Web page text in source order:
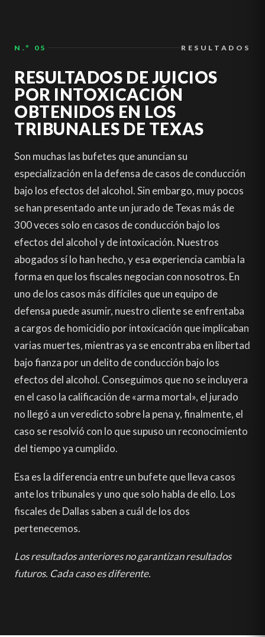
N.º 05 RESULTADOS
RESULTADOS DE JUICIOS
POR INTOXICACIÓN
OBTENIDOS EN LOS
TRIBUNALES DE TEXAS
Son muchas las bufetes que anuncian su
especialización en la defensa de casos de conducción
bajo los efectos del alcohol. Sin embargo, muy pocos
se han presentado ante un jurado de Texas más de
300 veces solo en casos de conducción bajo los
efectos del alcohol y de intoxicación. Nuestros
abogados sí lo han hecho, y esa experiencia cambia la
forma en que los fiscales negocian con nosotros. En
uno de los casos más difíciles que un equipo de
defensa puede asumir, nuestro cliente se enfrentaba
a cargos de homicidio por intoxicación que implicaban
varias muertes, mientras ya se encontraba en libertad
bajo fianza por un delito de conducción bajo los
efectos del alcohol. Conseguimos que no se incluyera
en el caso la calificación de «arma mortal», el jurado
no llegó a un veredicto sobre la pena y, finalmente, el
caso se resolvió con lo que supuso un reconocimiento
del tiempo ya cumplido.
Esa es la diferencia entre un bufete que lleva casos
ante los tribunales y uno que solo habla de ello. Los
fiscales de Dallas saben a cuál de los dos
pertenecemos.
Los resultados anteriores no garantizan resultados
futuros. Cada caso es diferente.